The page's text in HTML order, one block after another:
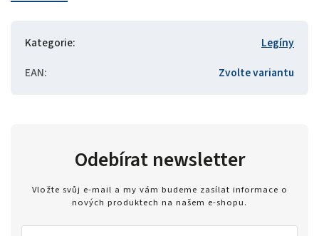
Kategorie:
Legíny
EAN: Zvolte variantu
Odebírat newsletter
Vložte svůj e-mail a my vám budeme zasílat informace o
nových produktech na našem e-shopu.